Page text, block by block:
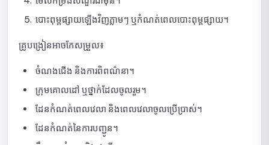
អញ្ជើញ និងអនុម័តសិស្សឱ្យចូលរួមក្នុងថ្នាក់
ស្វែងរក និងលុបសិស្សចេញពីថ្នាក់រៀន
តាមដានសកម្មភាពក្នុងថ្នាក់ និងកម្រងសំណួរ
របៀបគ្រប់គ្រងសិទ្ធិចូលប្រើប្រាស់នៅលើ NineQuiz
បោះពុម្ពផ្សាយឡើងវិញភ្លាមៗ ឬកំណត់ពេលបោះពុម្ពផ្សាយ។
គ្រូបង្រៀនអាចកែសម្រួល៖
ចំណងជើង និងការពិពណ៌នា។
ក្រុមគោលដៅ ឬថ្នាក់ដែលចូលរួម។
ដែនកំណត់ពេលវេលា និងពេលវេលាចូលប្រើប្រាស់។
ដែនកំណត់នៃការបញ្ជូន។